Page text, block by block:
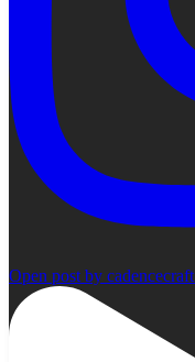
Open post by